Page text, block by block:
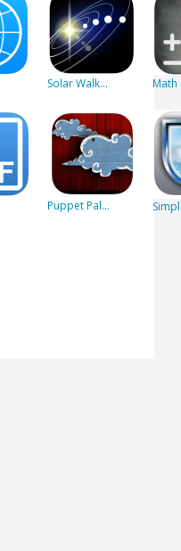
Solar Walk... Math
Puppet Pal...